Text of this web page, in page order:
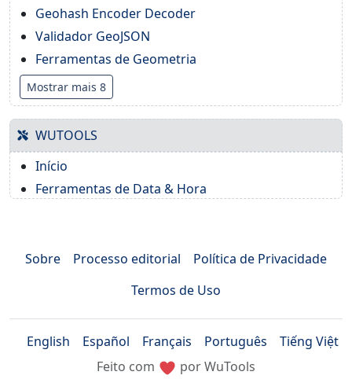
Geohash Encoder Decoder
Validador GeoJSON
Ferramentas de Geometria
Mostrar mais 8
WUTOOLS
Início
Ferramentas de Data & Hora
Sobre Processo editorial
Política de Privacidade
Termos de Uso
English Español Français Português
Tiếng Việt
Feito com
por WuTools